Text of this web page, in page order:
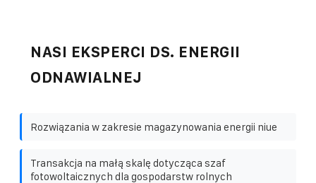
NASI EKSPERCI DS. ENERGII
ODNAWIALNEJ
Rozwiązania w zakresie magazynowania energii niue
Transakcja na małą skalę dotycząca szaf
fotowoltaicznych dla gospodarstw rolnych